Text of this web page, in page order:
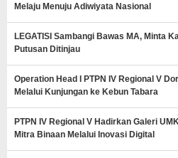
Melaju Menuju Adiwiyata Nasional
LEGATISI Sambangi Bawas MA, Minta
Putusan Ditinjau
Operation Head I PTPN IV Regional V
Melalui Kunjungan ke Kebun Tabara
PTPN IV Regional V Hadirkan Galeri
Mitra Binaan Melalui Inovasi Digital